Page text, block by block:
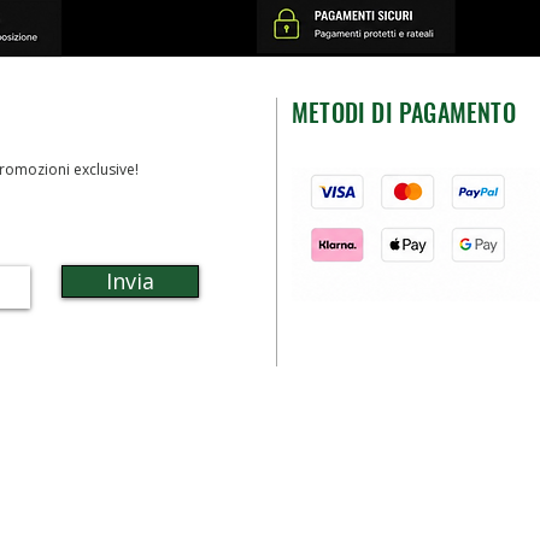
METODI DI PAGAMENTO
Invia
exclusive!